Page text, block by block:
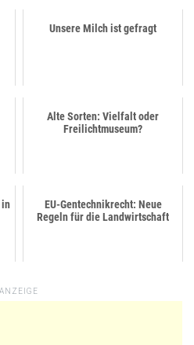
Unsere Milch ist gefragt
Alte Sorten: Vielfalt oder
Freilichtmuseum?
in
EU-Gentechnikrecht: Neue
Regeln für die Landwirtschaft
ANZEIGE